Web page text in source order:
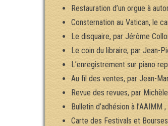
Restauration d’un orgue à
Consternation au Vatican, le
Le disquaire, par Jérôme
Le coin du libraire, par Jean-
L’enregistrement sur piano
Au fil des ventes, par Jean-
Revue des revues, par
Bulletin d’adhésion à l’AAIMM
Carte des Festivals et